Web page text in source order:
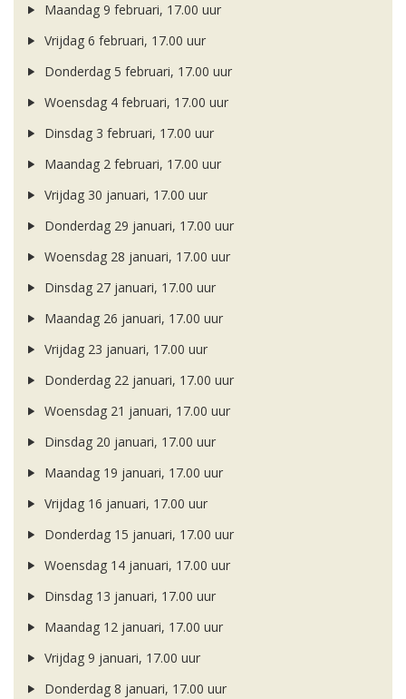
Maandag 9 februari, 17.00 uur
Vrijdag 6 februari, 17.00 uur
Donderdag 5 februari, 17.00 uur
Woensdag 4 februari, 17.00 uur
Dinsdag 3 februari, 17.00 uur
Maandag 2 februari, 17.00 uur
Vrijdag 30 januari, 17.00 uur
Donderdag 29 januari, 17.00 uur
Woensdag 28 januari, 17.00 uur
Dinsdag 27 januari, 17.00 uur
Maandag 26 januari, 17.00 uur
Vrijdag 23 januari, 17.00 uur
Donderdag 22 januari, 17.00 uur
Woensdag 21 januari, 17.00 uur
Dinsdag 20 januari, 17.00 uur
Maandag 19 januari, 17.00 uur
Vrijdag 16 januari, 17.00 uur
Donderdag 15 januari, 17.00 uur
Woensdag 14 januari, 17.00 uur
Dinsdag 13 januari, 17.00 uur
Maandag 12 januari, 17.00 uur
Vrijdag 9 januari, 17.00 uur
Donderdag 8 januari, 17.00 uur